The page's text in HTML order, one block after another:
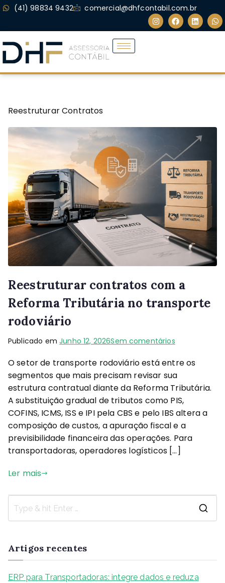
(41) 98834 9432 comercial@dhfcontabil.com.br
Reestruturar Contratos
Reestruturar contratos com a
Reforma Tributária no transporte
rodoviário
Publicado emJunho 12, 2026Sem comentários
O setor de transporte rodoviário está entre os
segmentos que mais precisam revisar sua
estrutura contratual diante da Reforma Tributária.
A substituição gradual de tributos como PIS,
COFINS, ICMS, ISS e IPI pela CBS e pelo IBS altera a
composição de custos, a apuração fiscal e a
previsibilidade financeira das operações. Para
transportadoras, operadores logísticos […]
Ler mais
Artigos recentes
ERP para Transportadoras: integre dados e reduza